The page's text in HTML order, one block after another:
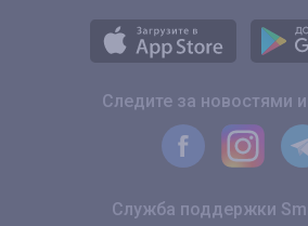
Следите за новостями
Служба поддержки